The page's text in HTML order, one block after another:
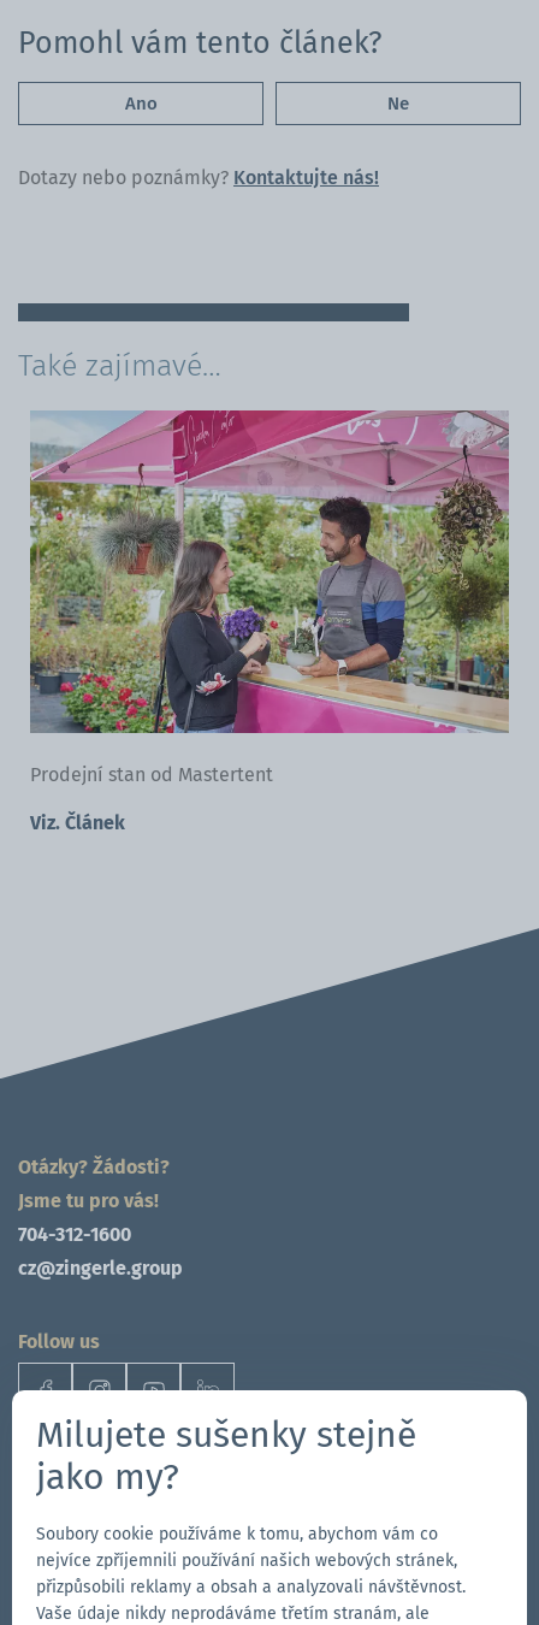
Pomohl vám tento článek?
Ano Ne
Dotazy nebo poznámky? Kontaktujte nás!
Také zajímavé…
Prodejní stan od Mastertent
Viz. Článek
Otázky? Žádosti?
Jsme tu pro vás!
704-312-1600
cz@zingerle.group
Follow us
Přejít
stránku
Přejít
stránku
na
Sledujte
na
YouTube
Přejít
stránku
Our Brands
na
webové
stránky
na
webové
stránky
Přejít
na
Milujete sušenky stejně
jako my?
Soubory cookie používáme k tomu, abychom vám co
nejvíce zpříjemnili používání našich webových stránek,
přizpůsobili reklamy a obsah a analyzovali návštěvnost.
Vaše údaje nikdy neprodáváme třetím stranám, ale